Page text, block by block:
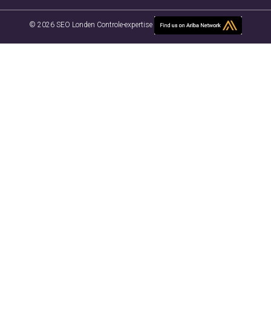
© 2026 SEO Londen Controle-expertise